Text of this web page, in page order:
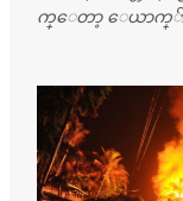
တာ့ တခါစမ္းရင္
ကီးေတြနဲ႔ စမ္းသ
င္း ကလီစာေတ
ရာေဆာင္း2 စက္
ကီးလို႔ ျမန္မာျ
က္ေတာ့ ေယာက္်ား
တာေပါ့။ မိန္းက
ည္း မ်ားတယ္။ ငယ္
ေနတာဆုိေတာ့ သ
တယ္။ ပန္းပန္တယ္။